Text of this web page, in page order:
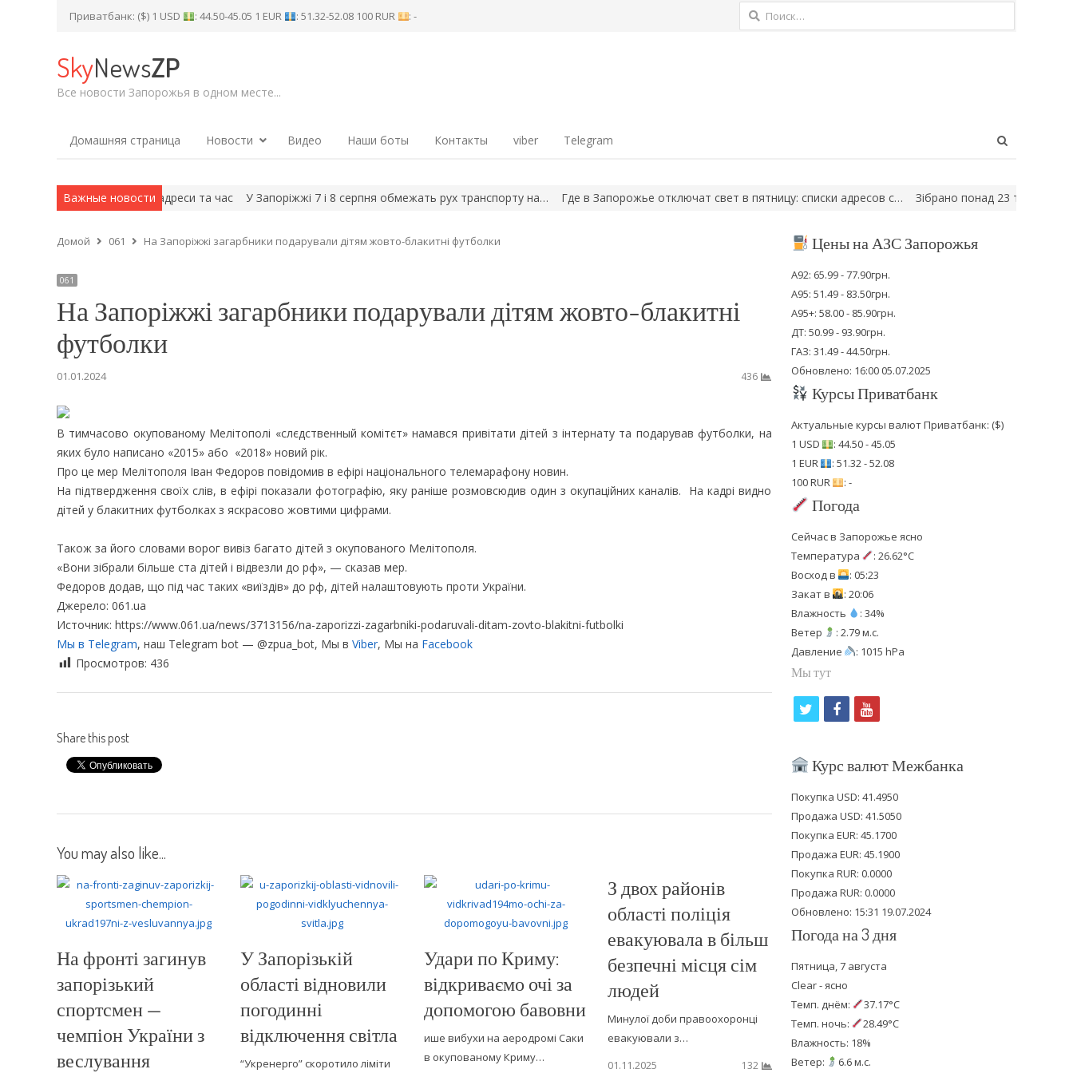
Приватбанк: ($) 1 USD : 44.50-45.05 1 EUR : 51.32-52.08 100 RUR : - Найти:
SkyNewsZP
Все новости Запорожья в одном месте...
Домашняя страница Новости Видео Наши боты Контакты viber Telegram
Важные новости
відключення світла: адреси та час У Запоріжжі 7 і 8 серпня обмежать рух транспорту на… Где в Запорожье отключат свет в пятницу: списки адресов с… Зібрано понад 23 тисяч доларів на
Домой 061 На Запоріжжі загарбники подарували дітям жовто-блакитні футболки
061
На Запоріжжі загарбники подарували дітям жовто-блакитні
футболки
01.01.2024 436
В тимчасово окупованому Мелітополі «слєдственный комітєт» намався привітати дітей з інтернату та подарував футболки, на
яких було написано «2015» або «2018» новий рік.
Про це мер Мелітополя Іван Федоров повідомив в ефірі національного телемарафону новин.
На підтвердження своїх слів, в ефірі показали фотографію, яку раніше розмовсюдив один з окупаційних каналів. На кадрі видно
дітей у блакитних футболках з яскрасово жовтими цифрами.
Також за його словами ворог вивіз багато дітей з окупованого Мелітополя.
«Вони зібрали більше ста дітей і відвезли до рф», — сказав мер.
Федоров додав, що під час таких «виїздів» до рф, дітей налаштовують проти України.
Джерело: 061.ua
Источник: https://www.061.ua/news/3713156/na-zaporizzi-zagarbniki-podaruvali-ditam-zovto-blakitni-futbolki
Мы в Telegram, наш Telegram bot — @zpua_bot, Мы в Viber, Мы на Facebook
Просмотров: 436
Share this post
You may also like...
На фронті загинув
запорізький
спортсмен —
чемпіон України з
веслування
У Запорізькій
області відновили
погодинні
відключення світла
“Укренерго” скоротило ліміти
Удари по Криму:
відкриваємо очі за
допомогою бавовни
ише вибухи на аеродромі Саки
в окупованому Криму…
З двох районів
області поліція
евакуювала в більш
безпечні місця сім
людей
Минулої доби правоохоронці
евакуювали з…
01.11.2025
132
Цены на АЗС Запорожья
А92: 65.99 - 77.90грн.
А95: 51.49 - 83.50грн.
А95+: 58.00 - 85.90грн.
ДТ: 50.99 - 93.90грн.
ГАЗ: 31.49 - 44.50грн.
Обновлено: 16:00 05.07.2025
Курсы Приватбанк
Актуальные курсы валют Приватбанк: ($)
1 USD
: 44.50 - 45.05
1 EUR
: 51.32 - 52.08
100 RUR
: -
Погода
Сейчас в Запорожье ясно
Температура
: 26.62°C
Восход в
: 05:23
Закат в
: 20:06
Влажность
: 34%
Ветер
: 2.79 м.с.
Давление
: 1015 hPa
Мы тут
i
t
e
r
f
c
b
o
o
k
y
u
u
b
e
Курс валют Межбанка
Покупка USD: 41.4950
Продажа USD: 41.5050
Покупка EUR: 45.1700
Продажа EUR: 45.1900
Покупка RUR: 0.0000
Продажа RUR: 0.0000
Обновлено: 15:31 19.07.2024
Погода на 3 дня
Пятница, 7 августа
Clear - ясно
Темп. днём:
37.17°C
Темп. ночь:
28.49°C
Влажность: 18%
Ветер:
6.6 м.с.